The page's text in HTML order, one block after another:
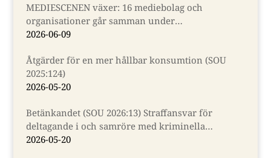
MEDIESCENEN växer: 16 mediebolag och
organisationer går samman under
Almedalsveckan
2026-06-09
Åtgärder för en mer hållbar konsumtion (SOU
2025:124)
2026-05-20
Betänkandet (SOU 2026:13) Straffansvar för
deltagande i och samröre med kriminella
sammanslutningar
2026-05-20